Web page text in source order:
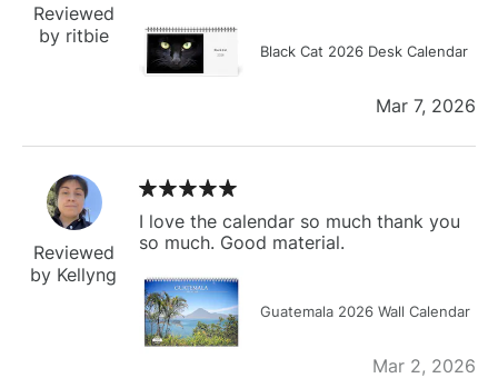
Reviewed
by ritbie
Black Cat 2026 Desk Calendar
Mar 7, 2026
Reviewed
by Kellyng
I love the calendar so much thank you
so much. Good material.
Guatemala 2026 Wall Calendar
Mar 2, 2026